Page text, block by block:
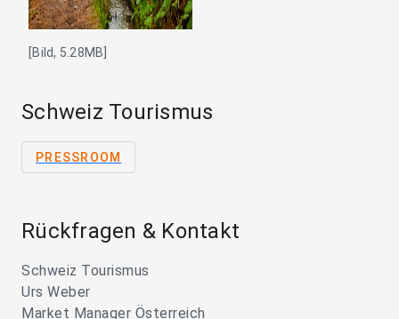
[Bild, 5.28MB]
Schweiz Tourismus
PRESSROOM
Rückfragen & Kontakt
Schweiz Tourismus
Urs Weber
Market Manager Österreich